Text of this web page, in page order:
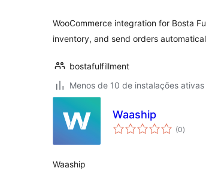
WooCommerce integration for Bosta
inventory, and send orders
bostafulfillment
Menos de 10 de instalações ativas
Waaship
(0total
de
)
Waaship